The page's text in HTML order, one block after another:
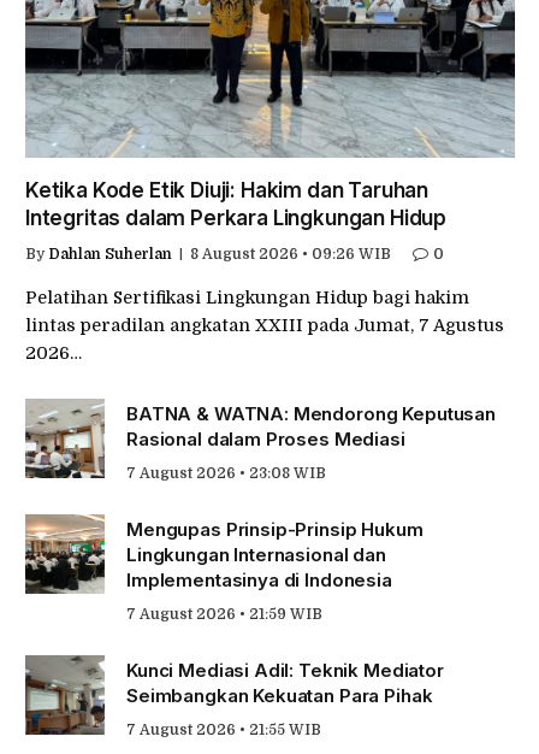
Ketika Kode Etik Diuji: Hakim dan Taruhan
Integritas dalam Perkara Lingkungan Hidup
By Dahlan Suherlan 8 August 2026 • 09:26 WIB 0
Pelatihan Sertifikasi Lingkungan Hidup bagi hakim
lintas peradilan angkatan XXIII pada Jumat, 7 Agustus
2026…
BATNA & WATNA: Mendorong Keputusan
Rasional dalam Proses Mediasi
7 August 2026 • 23:08 WIB
Mengupas Prinsip-Prinsip Hukum
Lingkungan Internasional dan
Implementasinya di Indonesia
7 August 2026 • 21:59 WIB
Kunci Mediasi Adil: Teknik Mediator
Seimbangkan Kekuatan Para Pihak
7 August 2026 • 21:55 WIB